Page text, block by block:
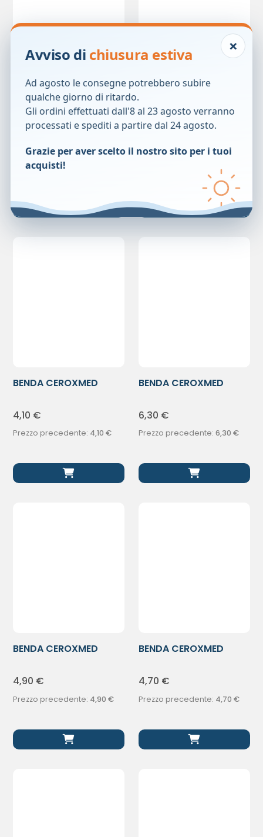
BENDA CEROXMED
10X400CM
7,00€
Prezzo precedente:
BENDA CEROXMED
10X450CM
5,90€
5,90
BENDA CEROXMED
4,10 €
Prezzo precedente: 4,10 €
BENDA CEROXMED
6,30 €
Prezzo precedente: 6,30 €
BENDA CEROXMED
4,90 €
Prezzo precedente: 4,90 €
BENDA CEROXMED
4,70 €
Prezzo precedente: 4,70 €
×
Avviso di chiusura estiva
Ad agosto le consegne potrebbero subire
qualche giorno di ritardo.
Gli ordini effettuati dall'8 al 23 agosto verranno
processati e spediti a partire dal 24 agosto.
Grazie per aver scelto il nostro sito per i tuoi
acquisti!